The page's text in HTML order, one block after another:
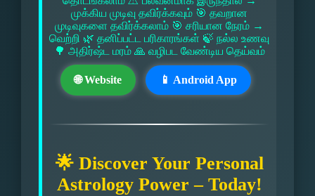
முக்கிய முடிவு தவிர்க்கவும் 🎯 தவறான
முடிவுகளை தவிர்க்கலாம் 🎯 சரியான நேரம் →
வெற்றி 🌿 தனிப்பட்ட பரிகாரங்கள் 🍃 நல்ல உணவு
🌳 அதிர்ஷ்ட மரம் 🙏 வழிபட வேண்டிய தெய்வம்
🌐 Website 📱 Android App
🌟 Discover Your Personal
Astrology Power – Today!